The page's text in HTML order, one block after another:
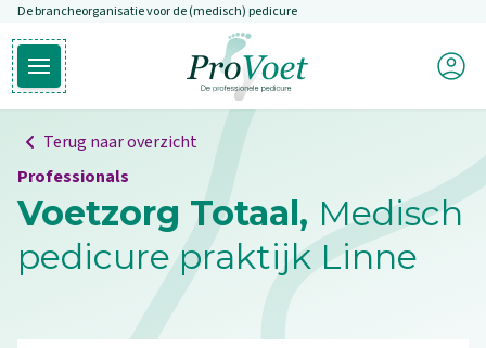
Overslaan en naar de inhoud gaan
De brancheorganisatie voor de (medisch) pedicure
Open hoofdmenu
Ga naar de homepagina
Mijn
Terug naar overzicht
Professionals
Voetzorg Totaal, Medisch
pedicure praktijk Linne